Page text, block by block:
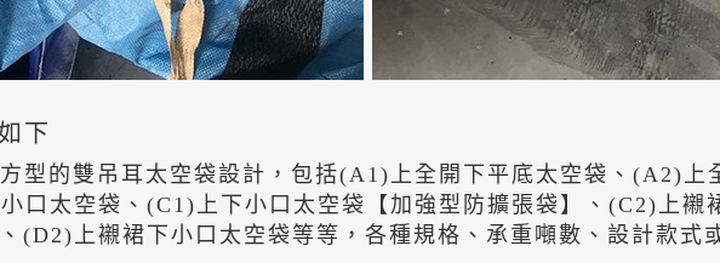
下
型的雙吊耳太空袋設計，包括(A1)上全開下平底太空袋、(A2)
口太空袋、(C1)上下小口太空袋【加強型防擴張袋】、(C2)上襯
(D2)上襯裙下小口太空袋等等，各種規格、承重噸數、設計款式